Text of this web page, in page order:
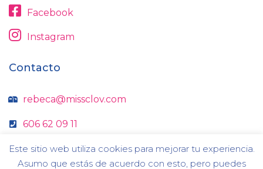
Facebook
Instagram
Contacto
rebeca@missclov.com
606 62 09 11
Este sitio web utiliza cookies para mejorar tu experiencia.
Asumo que estás de acuerdo con esto, pero puedes